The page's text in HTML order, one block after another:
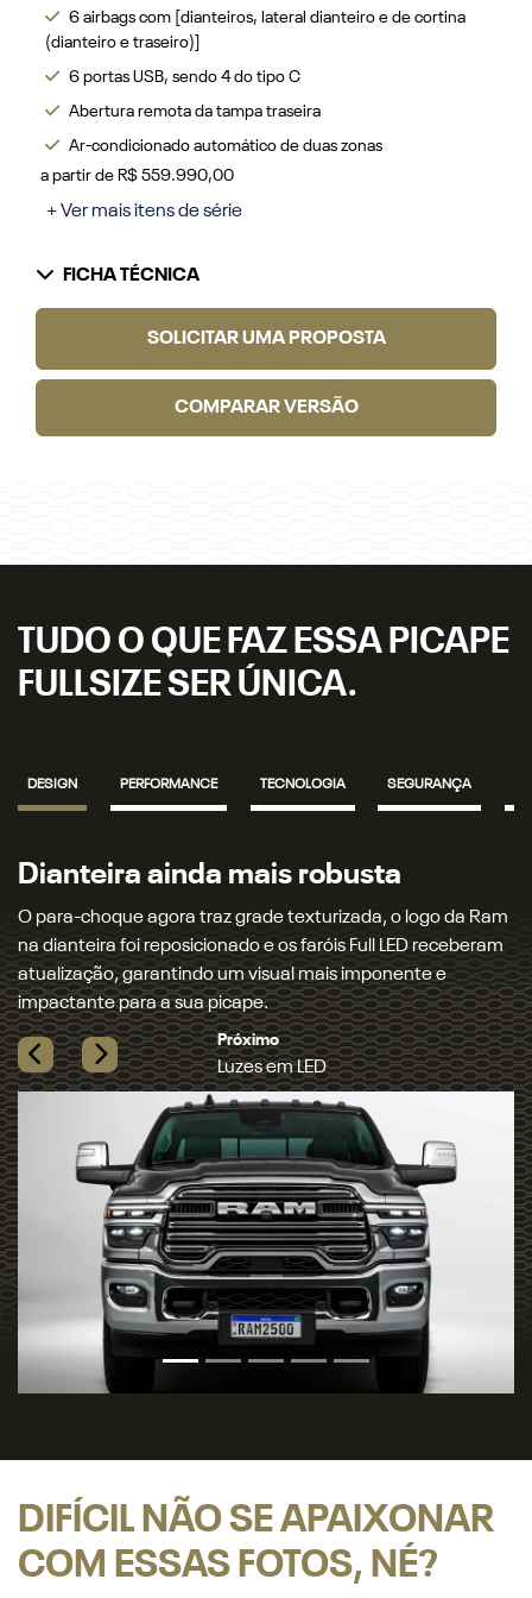
6 airbags com [dianteiros, lateral dianteiro e de cortina
(dianteiro e traseiro)]
6 portas USB, sendo 4 do tipo C
Abertura remota da tampa traseira
Ar-condicionado automático de duas zonas
a partir de R$ 559.990,00
+ Ver mais itens de série
FICHA TÉCNICA
SOLICITAR UMA PROPOSTA
COMPARAR VERSÃO
TUDO O QUE FAZ ESSA PICAPE
FULLSIZE SER ÚNICA.
DESIGN PERFORMANCE TECNOLOGIA SEGURANÇA
Dianteira ainda mais robusta
O para-choque agora traz grade texturizada, o logo da Ram
na dianteira foi reposicionado e os faróis Full LED receberam
atualização, garantindo um visual mais imponente e
impactante para a sua picape.
Previous Next
DIFÍCIL NÃO SE APAIXONAR
COM ESSAS FOTOS, NÉ?